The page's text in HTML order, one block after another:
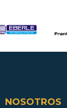
NOSOTROS